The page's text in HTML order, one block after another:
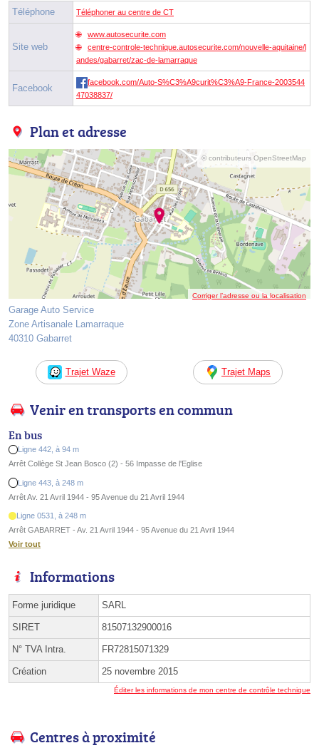
Téléphone Téléphoner au centre de CT
Site web
www.autosecurite.com
centre-controle-technique.autosecurite.com/nouvelle-aquitaine/l
andes/gabarret/zac-de-lamarraque
Facebook
facebook.com/Auto-S%C3%A9curit%C3%A9-France-2003544
47038837/
Plan et adresse
© contributeurs OpenStreetMap
Corriger l’adresse ou la localisation
Garage Auto Service
Zone Artisanale Lamarraque
40310 Gabarret
Trajet Waze Trajet Maps
Venir en transports en commun
En bus
Ligne 442, à 94 m
Arrêt Collège St Jean Bosco (2) - 56 Impasse de l'Eglise
Ligne 443, à 248 m
Arrêt Av. 21 Avril 1944 - 95 Avenue du 21 Avril 1944
Ligne 0531, à 248 m
Arrêt GABARRET - Av. 21 Avril 1944 - 95 Avenue du 21 Avril 1944
Voir tout
Informations
Forme juridique SARL
SIRET 81507132900016
N° TVA Intra. FR72815071329
Création 25 novembre 2015
Éditer les informations de mon centre de contrôle technique
Centres à proximité